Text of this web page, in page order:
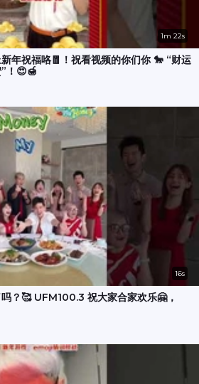
1m 22s
年祝福咯🧧！祝看视频的你们你 🐎 “财运
！😍🍯
16s
？🥰 UFM100.3 祝大家合家欢乐🤗，